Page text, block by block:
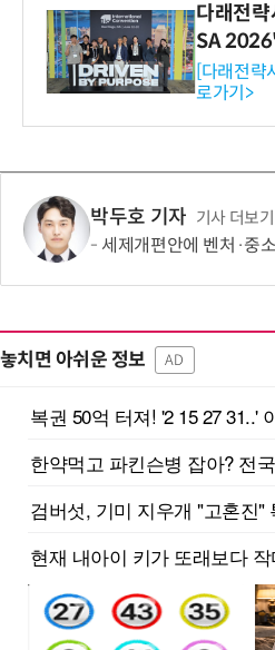
다래전
SA
와의 비
-바이오
보
[다래전략
로가기>
박두호 기자 기사 더보기
세제개편안에 벤처·중소기업계 환
놓치면 아쉬운 정보 AD